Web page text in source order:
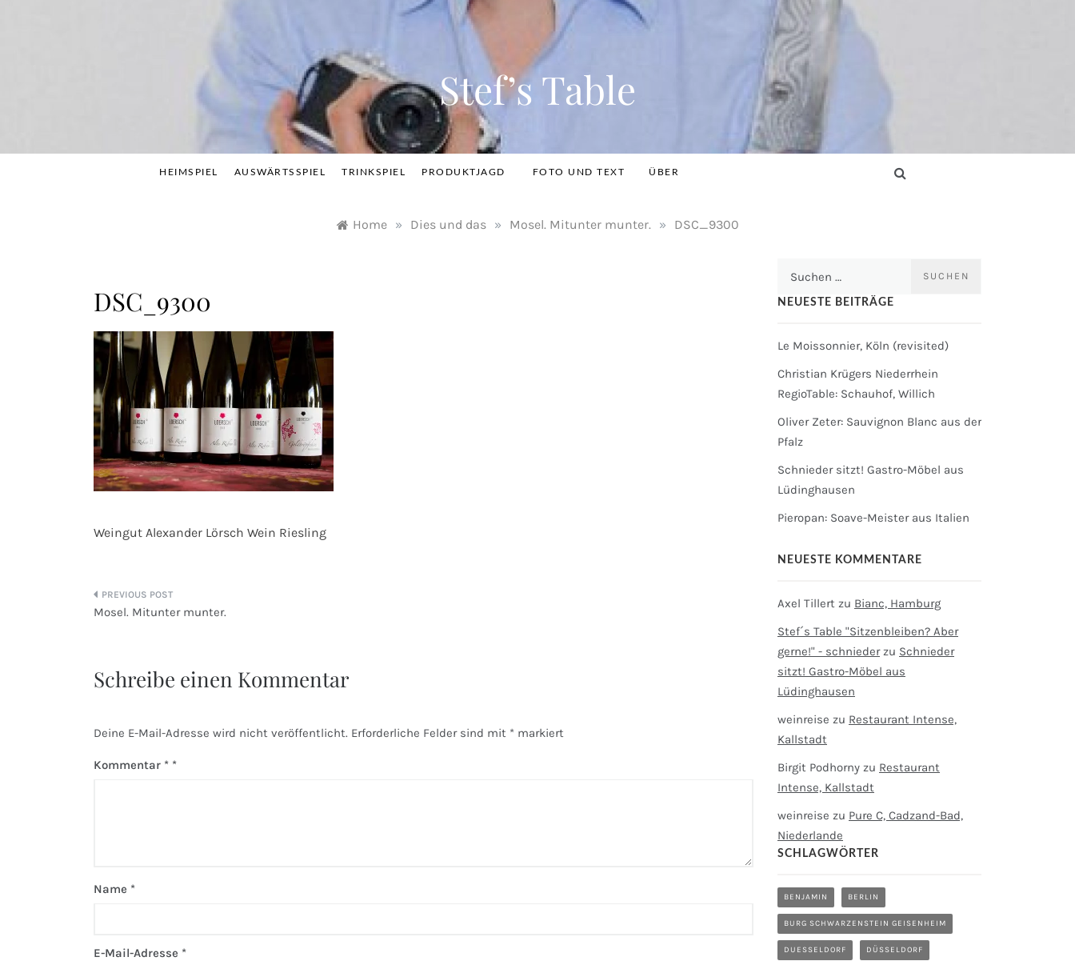
Stef’s Table
HEIMSPIEL AUSWÄRTSSPIEL TRINKSPIEL PRODUKTJAGD FOTO UND TEXT ÜBER
Home » Dies und das » Mosel. Mitunter munter. » DSC_9300
DSC_9300
Weingut Alexander Lörsch Wein Riesling
Beitragsnavigation
Mosel. Mitunter munter.
Schreibe einen Kommentar
Deine E-Mail-Adresse wird nicht veröffentlicht. Erforderliche Felder sind mit * markiert
Kommentar *
Name *
E-Mail-Adresse *
NEUESTE BEITRÄGE
Le Moissonnier, Köln (revisited)
Christian Krügers Niederrhein
RegioTable: Schauhof, Willich
Oliver Zeter: Sauvignon Blanc aus der
Pfalz
Schnieder sitzt! Gastro-Möbel aus
Lüdinghausen
Pieropan: Soave-Meister aus Italien
NEUESTE KOMMENTARE
Axel Tillert zu Bianc, Hamburg
Stef´s Table "Sitzenbleiben? Aber
gerne!" - schniederzu Schnieder
sitzt! Gastro-Möbel aus
Lüdinghausen
weinreise zu Restaurant Intense,
Kallstadt
Birgit Podhorny zu Restaurant
Intense, Kallstadt
weinreise zu Pure C, Cadzand-Bad,
Niederlande
SCHLAGWÖRTER
BENJAMIN BERLIN
BURG SCHWARZENSTEIN GEISENHEIM
DUESSELDORF DÜSSELDORF